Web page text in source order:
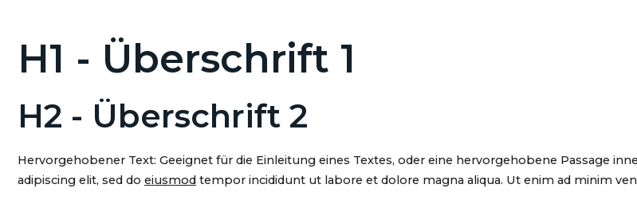
H1 - Überschrift 1
H2 - Überschrift 2
Hervorgehobener Text: Geeignet für die Einleitung eines Textes, oder eine hervorgehobene Passage
adipiscing elit, sed do eiusmod tempor incididunt ut labore et dolore magna aliqua. Ut enim ad minim